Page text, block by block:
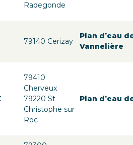
Radegonde
79140 Cerizay
Plan d’eau
Vannelière
79410
Cherveux
79220 St
Christophe sur
Roc
Plan d’eau